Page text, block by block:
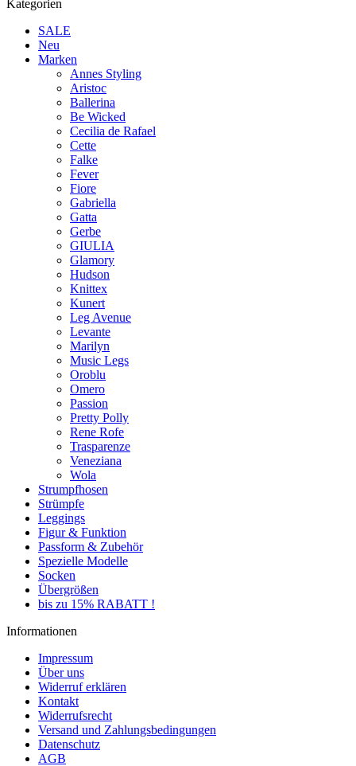
Kategorien
SALE
Neu
Marken
Annes Styling
Aristoc
Ballerina
Be Wicked
Cecilia de Rafael
Cette
Falke
Fever
Fiore
Gabriella
Gatta
Gerbe
GIULIA
Glamory
Hudson
Knittex
Kunert
Leg Avenue
Levante
Marilyn
Music Legs
Oroblu
Omero
Passion
Pretty Polly
Rene Rofe
Trasparenze
Veneziana
Wola
Strumpfhosen
Strümpfe
Leggings
Figur & Funktion
Passform & Zubehör
Spezielle Modelle
Socken
Übergrößen
bis zu 15% RABATT !
Informationen
Impressum
Über uns
Widerruf erklären
Kontakt
Widerrufsrecht
Versand und Zahlungsbedingungen
Datenschutz
AGB